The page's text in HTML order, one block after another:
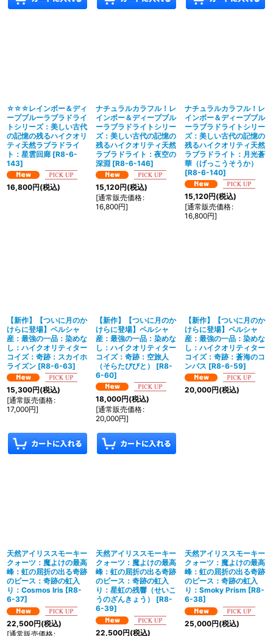
☆☆☆レインボー＆ディ
ープブルーラブラドライ
トシリーズ：美しい古代
の記憶の残るハイクオリ
ティ天然ラブラドライ
ト：星雲回廊 [R8-6-
143]
16,800円(税込)
ナチュラルカラフル！レ
インボー＆ディープブル
ーラブラドライトシリー
ズ：美しい古代の記憶の
残るハイクオリティ天然
ラブラドライト：夜空の
深淵 [R8-6-146]
15,120円(税込)
[通常販売価格:
16,800円]
ナチュラルカラフル！レ
インボー＆ディープブル
ーラブラドライトシリー
ズ：美しい古代の記憶の
残るハイクオリティ天然
ラブラドライト：月光蒼
華（げっこうそうか）
[R8-6-140]
15,120円(税込)
[通常販売価格:
16,800円]
【新作】【ついに月のか
けらに登場】ペルシャ
産：最強の一品：染めな
し：ハイクオリティター
コイズ：奇跡：スカイホ
ライズン [R8-6-63]
15,300円(税込)
[通常販売価格:
17,000円]
【新作】【ついに月のか
けらに登場】ペルシャ
産：最強の一品：染めな
し：ハイクオリティター
コイズ：奇跡：空旅人
（そらたびびと）
[R8-
6-60]
18,000円(税込)
[通常販売価格:
20,000円]
【新作】【ついに月のか
けらに登場】ペルシャ
産：最強の一品：染めな
し：ハイクオリティター
コイズ：奇跡：蒼海のコ
ンパス [R8-6-59]
20,000円(税込)
天然アイリススモーキー
クォーツ：魔よけの最高
峰：虹の屈折の出る奇跡
のピース：奇跡の虹入
り：Cosmos Iris [R8-
6-37]
22,500円(税込)
[通常販売価格:
天然アイリススモーキー
クォーツ：魔よけの最高
峰：虹の屈折の出る奇跡
のピース：奇跡の虹入
り：星虹の残響（せいこ
うのざんきょう）
[R8-
6-39]
22,500円(税込)
天然アイリススモーキー
クォーツ：魔よけの最高
峰：虹の屈折の出る奇跡
のピース：奇跡の虹入
り：Smoky Prism [R8-
6-38]
25,000円(税込)